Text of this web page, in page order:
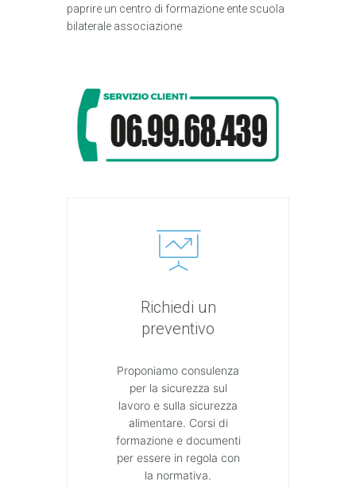
paprire un centro di formazione ente scuola
bilaterale associazione
Richiedi un
preventivo
Proponiamo consulenza
per la sicurezza sul
lavoro e sulla sicurezza
alimentare. Corsi di
formazione e documenti
per essere in regola con
la normativa.